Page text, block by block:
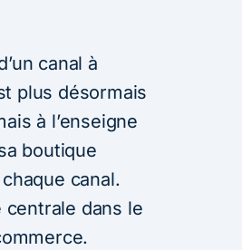
canal à
plus désormais
à l’enseigne
boutique
canal.
centrale dans le